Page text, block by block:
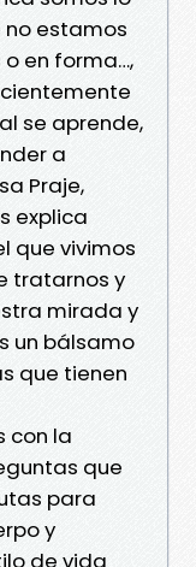
estamos
en forma…,
se aprende,
a
Praje,
explica
que vivimos
tratarnos y
mirada y
un bálsamo
que tienen
con la
que
para
y
de vida